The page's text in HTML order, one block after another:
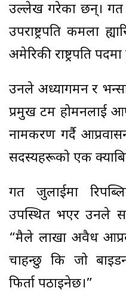
उल्लेख गरेका छन्। गत
उपराष्ट्रपति कमला
अमेरिकी राष्ट्रपति
उनले अध्यागमन र
प्रमुख टम होमनलाई
नामकरण गर्दै
सदस्यहरूको एक
गत जुलाईमा
उपस्थित भएर उनले
“मैले लाखौं अवैध
चाहन्छु कि जो
फिर्ता पठाइनेछ।”